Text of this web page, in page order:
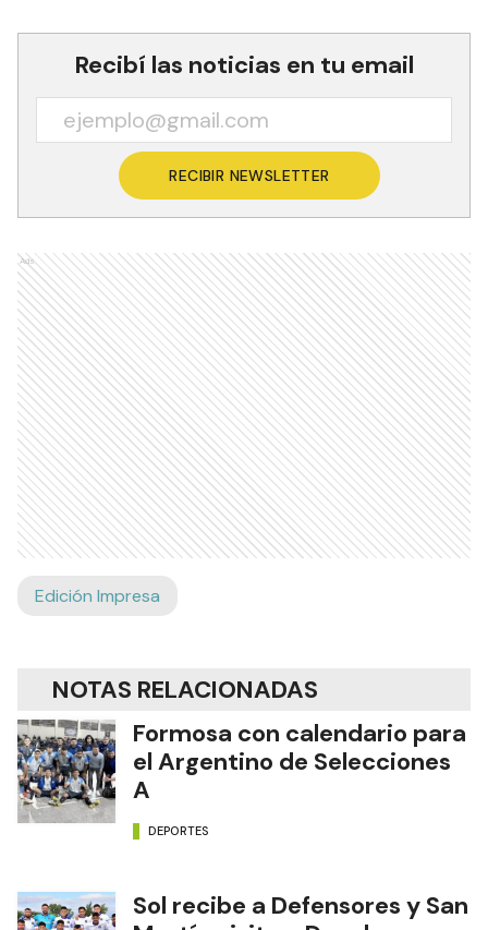
Recibí las noticias en tu email
RECIBIR NEWSLETTER
Ads
Edición Impresa
NOTAS RELACIONADAS
Formosa con calendario para
el Argentino de Selecciones
A
DEPORTES
Sol recibe a Defensores y San